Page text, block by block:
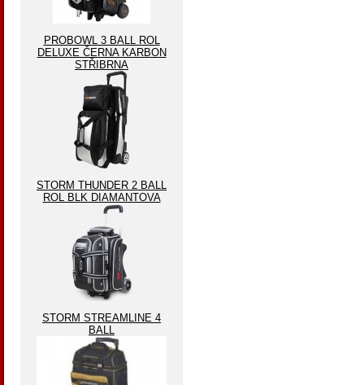
PROBOWL 3 BALL ROL
DELUXE ČERNA KARBON
STŘIBRNA
STORM THUNDER 2 BALL
ROL BLK DIAMANTOVA
STORM STREAMLINE 4
BALL